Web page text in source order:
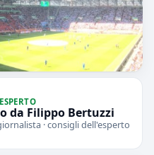
da Filippo Bertuzzi
· consigli dell'esperto